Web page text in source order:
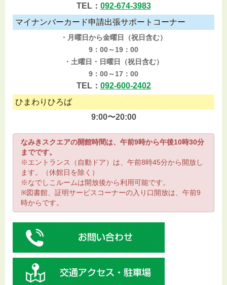
TEL： 092-674-3983
マイナンバーカード申請出張サポートコーナー
・月曜日から金曜日（祝日含む）
9：00～19：00
・土曜日・日曜日（祝日含む）
9：00～17：00
TEL： 092-600-2402
ひまわりひろば
9:00〜20:00
なみきスクエアの開館時間は、午前9時から午後10時30分
までです。
※エントランス（自動ドア）は、午前8時45分から開放し
ます。（休館日を除く）
※なでしこルームは開放後から利用可能です。
※図書館、証明サービスコーナーの入り口開放は、午前9
時からです。